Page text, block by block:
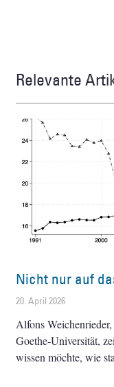
Relevante
Nicht nur auf
20. April 2026
Alfons
Goethe-Universität,
wissen möchte, wie